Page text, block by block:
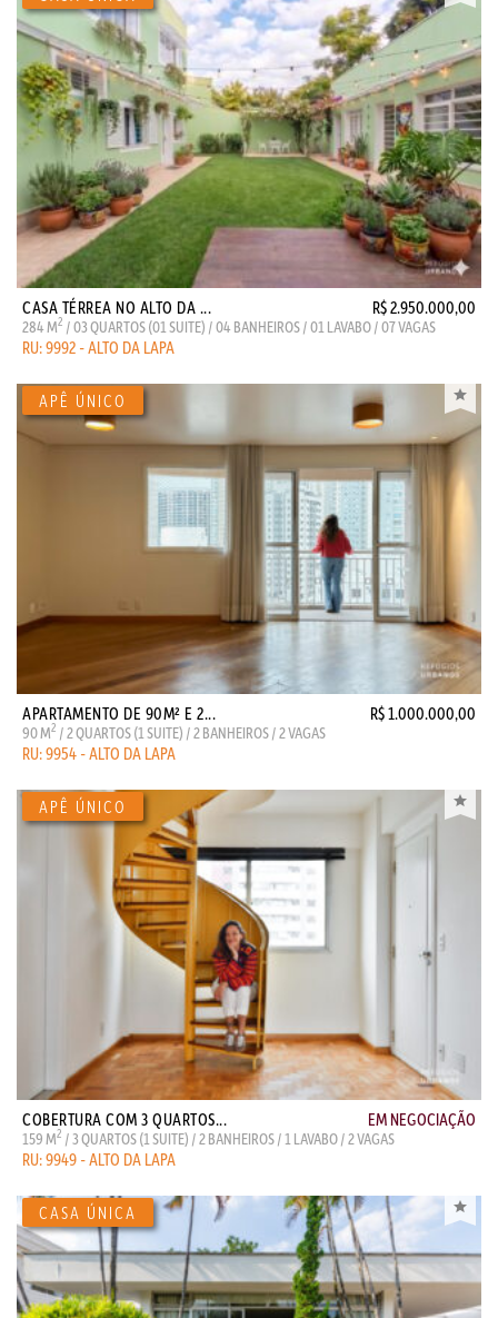
CASA TÉRREA NO ALTO DA ... R$ 2.950.000,00
284 M2 / 03 QUARTOS (01 SUITE) / 04 BANHEIROS / 01 LAVABO / 07 VAGAS
RU: 9992 - ALTO DA LAPA
APARTAMENTO DE 90M² E 2... R$ 1.000.000,00
90 M2 / 2 QUARTOS (1 SUITE) / 2 BANHEIROS / 2 VAGAS
RU: 9954 - ALTO DA LAPA
COBERTURA COM 3 QUARTOS... EM NEGOCIAÇÃO
159 M2 / 3 QUARTOS (1 SUITE) / 2 BANHEIROS / 1 LAVABO / 2 VAGAS
RU: 9949 - ALTO DA LAPA